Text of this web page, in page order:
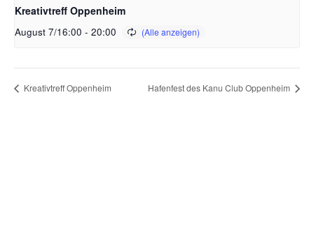
Kreativtreff Oppenheim
August 7/16:00 - 20:00
Kreativtreff Oppenheim Hafenfest des Kanu Club Oppenheim